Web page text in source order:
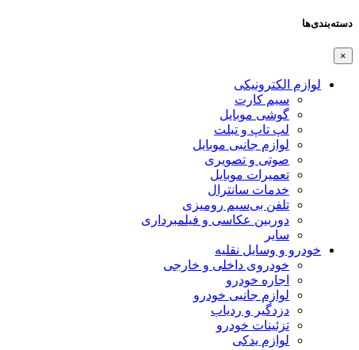
دسته‌بندی‌ها
×
لوازم الکترونیکی
سیم کارت
گوشی موبایل
لپ تاپ و تبلت
لوازم جانبی موبایل
صوتی و تصویری
تعمیرات موبایل
خدمات سانترال
تلفن بی‌سیم رومیزی
دوربین عکاسی و فیلمبرداری
سایر
خودرو و وسایل نقلیه
خودروی داخلی و خارجی
اجاره خودرو
لوازم جانبی خودرو
دزدگیر و ردیاب
تزئینات خودرو
لوازم یدکی